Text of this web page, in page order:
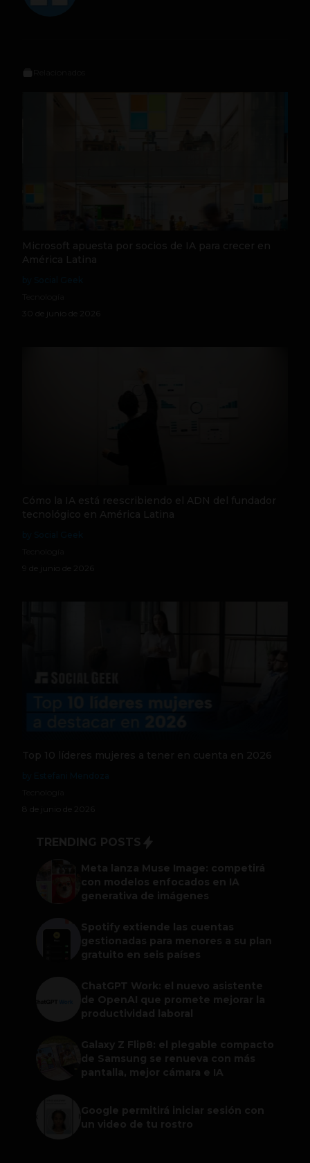
Microsoft apuesta por socios de IA para crecer en
América Latina
30 de junio de 2026
Cómo la IA está reescribiendo el ADN del fundador
tecnológico en América Latina
9 de junio de 2026
Top 10 líderes mujeres a tener en cuenta en 2026
8 de junio de 2026
TRENDING POSTS
Meta lanza Muse Image: competirá
con modelos enfocados en IA
generativa de imágenes
Spotify extiende las cuentas
gestionadas para menores a su plan
gratuito en seis países
ChatGPT Work: el nuevo asistente
de OpenAI que promete mejorar la
productividad laboral
Galaxy Z Flip8: el plegable compacto
de Samsung se renueva con más
pantalla, mejor cámara e IA
Google permitirá iniciar sesión con
un video de tu rostro